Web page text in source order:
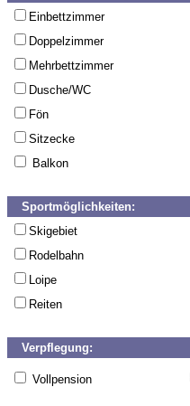
Einbettzimmer
Doppelzimmer
Mehrbettzimmer
Dusche/WC
Fön
Sitzecke
Balkon
Sportmöglichkeiten:
Skigebiet
Rodelbahn
Loipe
Reiten
Verpflegung:
Vollpension